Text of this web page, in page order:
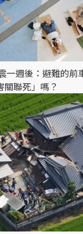
一週後：避難的前
關聯死」嗎？